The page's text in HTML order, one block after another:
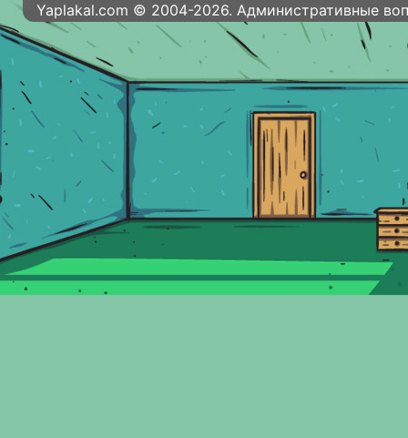
Yaplakal.com © 2004-2026. Административные